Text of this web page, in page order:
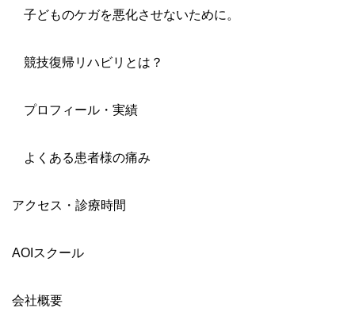
子どものケガを悪化させないために。
競技復帰リハビリとは？
プロフィール・実績
よくある患者様の痛み
アクセス・診療時間
AOIスクール
会社概要